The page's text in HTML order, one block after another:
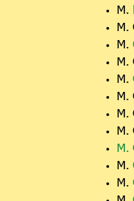
M.
M.
M.
M.
M.
M.
M.
M.
M.
M.
M.